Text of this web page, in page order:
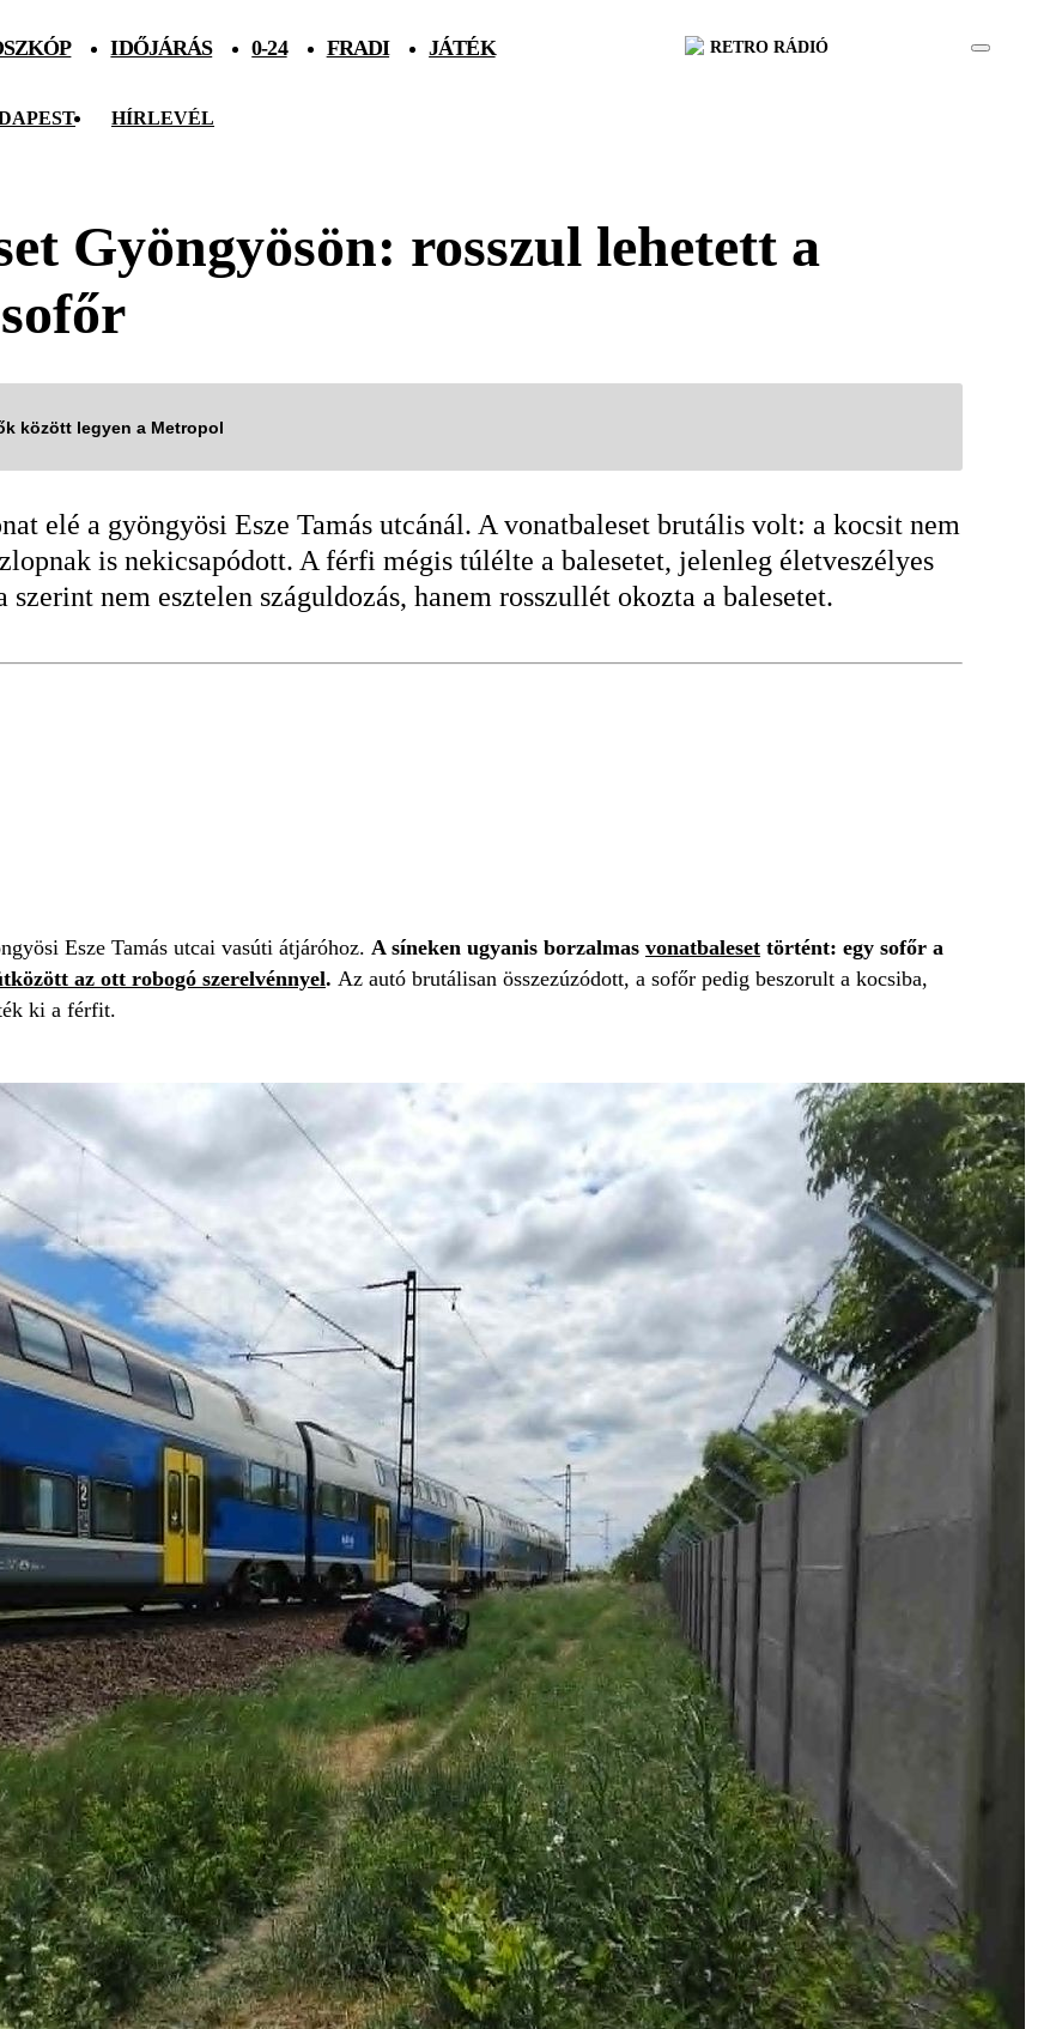
IDŐJÁRÁS 0-24 FRADI JÁTÉK RETRO RÁDIÓ
HÍRLEVÉL
Gyöngyösön: rosszul lehetett a
között legyen a Metropol
elé a gyöngyösi Esze Tamás utcánál. A vonatbaleset brutális volt: a kocsit nem
is nekicsapódott. A férfi mégis túlélte a balesetet, jelenleg életveszélyes
nem esztelen száguldozás, hanem rosszullét okozta a balesetet.
Esze Tamás utcai vasúti átjáróhoz. A síneken ugyanis borzalmas vonatbaleset történt: egy sofőr a
az ott robogó szerelvénnyel. Az autó brutálisan összezúzódott, a sofőr pedig beszorult a kocsiba,
ki a férfit.